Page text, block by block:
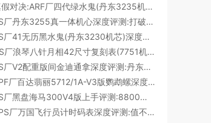
真假对决:ARF厂四代绿水鬼(丹东3235机芯)深度评测
VS厂丹东3255真一体机心深度评测:打破市场乱象,重塑复刻机芯新标杆​
VS厂41无历黑水鬼(丹东3230机芯)深度评测:性能与破绽全解析
GS厂浪琴八针月相42尺寸复刻表(7751机芯)细节全析
VS厂V2配重版间金迪通拿深度评测:丹东4131机芯加持下的165克精密之作​
PPF厂百达翡丽5712/1A-V3版鹦鹉螺深度评测:细节升级直击正品
VS厂黑盘海马300V4版上手评测:8800一体机芯加持,复刻天花板实至名归?
APS厂万国飞行员计时码表深度评测:值不值得入手？